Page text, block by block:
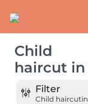
Child
haircut in
Filter
Child haircutin